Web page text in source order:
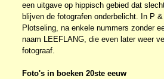
een uitgave op hippisch gebied dat
blijven de fotografen onderbelicht. In P
Plotseling, na enkele nummers zonder
naam LEEFLANG, die even later weer
fotograaf.
Foto's in boeken 20ste eeuw